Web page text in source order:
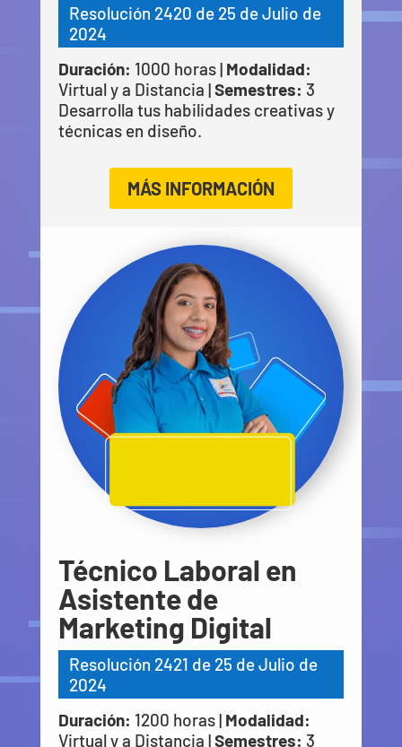
Resolución 2420 de 25 de Julio de
2024
Duración: 1000 horas | Modalidad:
Virtual y a Distancia |Semestres: 3
Desarrolla tus habilidades creativas y
técnicas en diseño.
MÁS INFORMACIÓN
Técnico Laboral en
Asistente de
Marketing Digital
Resolución 2421 de 25 de Julio de
2024
Duración: 1200 horas | Modalidad:
Virtual y a Distancia |Semestres: 3